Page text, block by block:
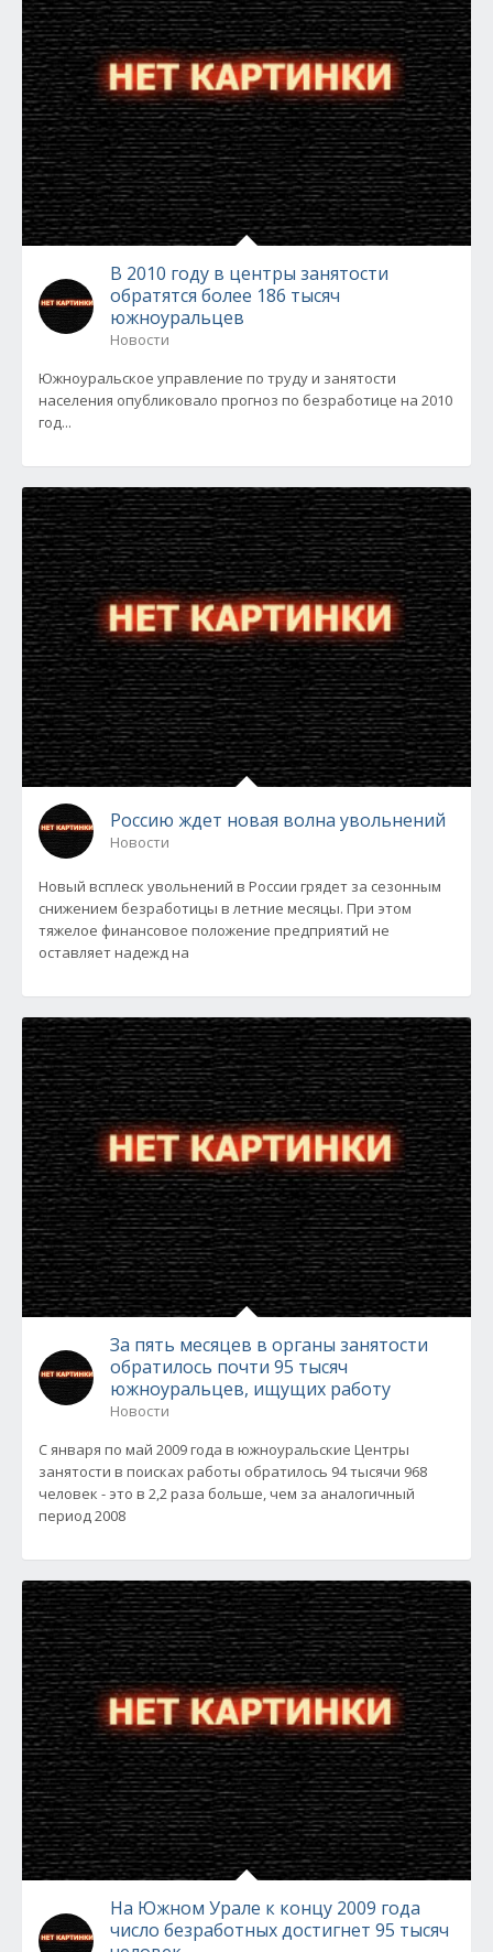
В 2010 году в центры занятости
обратятся более 186 тысяч
южноуральцев
Новости
Южноуральское управление по труду и занятости
населения опубликовало прогноз по безработице на 2010
год...
Россию ждет новая волна увольнений
Новости
Новый всплеск увольнений в России грядет за сезонным
снижением безработицы в летние месяцы. При этом
тяжелое финансовое положение предприятий не
оставляет надежд на
За пять месяцев в органы занятости
обратилось почти 95 тысяч
южноуральцев, ищущих работу
Новости
С января по май 2009 года в южноуральские Центры
занятости в поисках работы обратилось 94 тысячи 968
человек - это в 2,2 раза больше, чем за аналогичный
период 2008
На Южном Урале к концу 2009 года
число безработных достигнет 95 тысяч